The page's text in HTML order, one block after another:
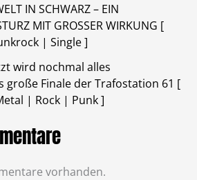
IN SCHWARZ – EIN
MIT GROSSER WIRKUNG [
| Single ]
wird nochmal alles
große Finale der Trafostation 61 [
| Rock | Punk ]
vorhanden.